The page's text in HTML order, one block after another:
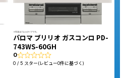
パロマ ブリリオ ガスコンロ PD-
743WS-60GH
0
0 / 5 スター(レビュー0件に基づく)